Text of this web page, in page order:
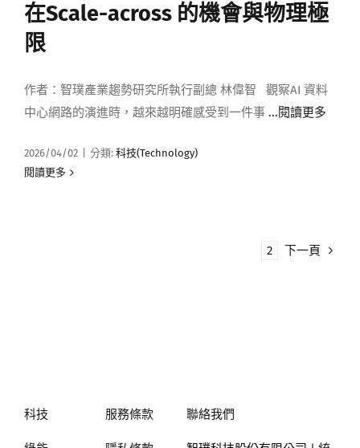
在Scale-across 的機會與物理極
限
作者：智璞產業趨勢研究所執行副總 林偉智 觀察AI 資料
中心網路的演進時，越來越明確感受到一件事 ...閱讀更多
2026/04/02 分類: 科技(Technology)
閱讀更多
2 下一頁
科技 服務條款 聯絡我們